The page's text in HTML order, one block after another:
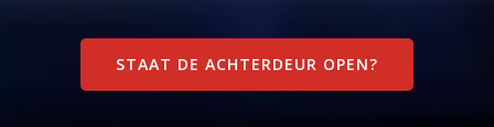
STAAT DE ACHTERDEUR OPEN?